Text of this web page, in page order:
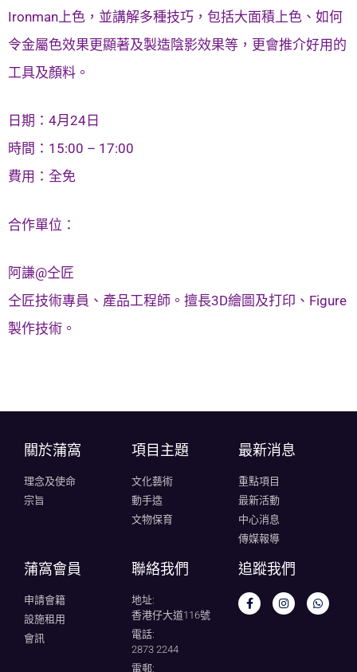
Ironman上色，並講解多種技巧，包括大面積上色、如何
令金屬色效果更顯著及製造陰影效果等，更會推介好用的
工具及顏料。
日期：4月24日
時間：15:00 – 17:00
費用：全免
合作單位：
阿謙@仝匠
仝匠技術專員、產品工程師。擅長3D繪圖及打印、Figure
製作技術。
關於蒲窩​
理念及使命
宗旨
項目主題
文化藝術
動手造
文物保育
最新消息
重點項目
最新活動
中心消息
傳媒報導
蒲窩會員
申請會籍
設施租用
會訊
聯絡我們
地址:
香港仔大道116號
電話:
2873 2244
電郵:
追蹤我們